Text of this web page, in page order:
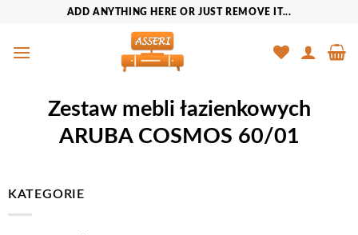
zawartości
ADD ANYTHING HERE OR JUST REMOVE IT...
Zestaw mebli łazienkowych
ARUBA COSMOS 60/01
KATEGORIE